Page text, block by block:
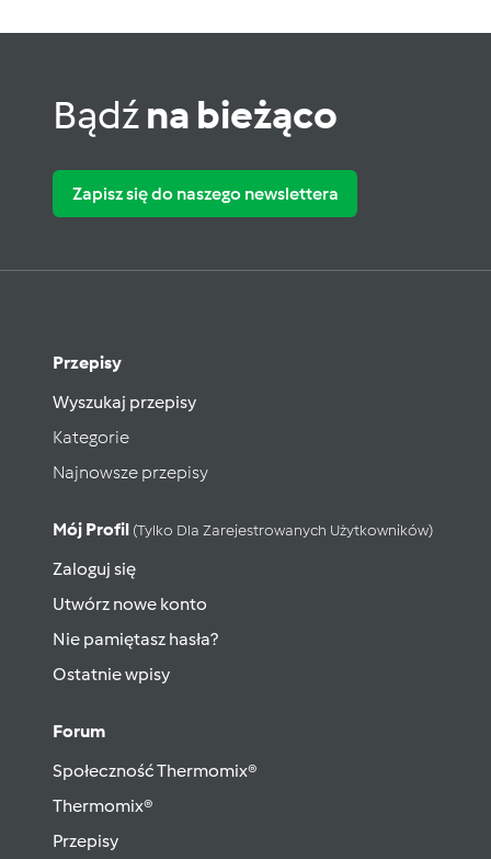
Bądźna bieżąco
Zapisz się do naszego newslettera
Przepisy
Wyszukaj przepisy
Kategorie
Najnowsze przepisy
Mój Profil (tylko Dla Zarejestrowanych Użytkowników)
Zaloguj się
Utwórz nowe konto
Nie pamiętasz hasła?
Ostatnie wpisy
Forum
Społeczność Thermomix®
Thermomix®
Przepisy